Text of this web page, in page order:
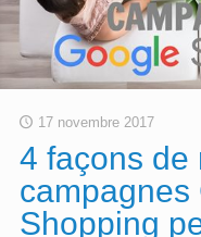
17 novembre 2017
4 façons de
campagnes
Shopping